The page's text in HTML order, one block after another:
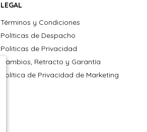
LEGAL
Términos y Condiciones
Políticas de Despacho
Politicas de Privacidad
Cambios, Retracto y Garantía
Política de Privacidad de Marketing